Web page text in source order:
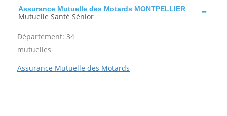
Assurance Mutuelle des Motards MONTPELLIER
Mutuelle Santé Sénior
Département: 34
mutuelles
Assurance Mutuelle des Motards